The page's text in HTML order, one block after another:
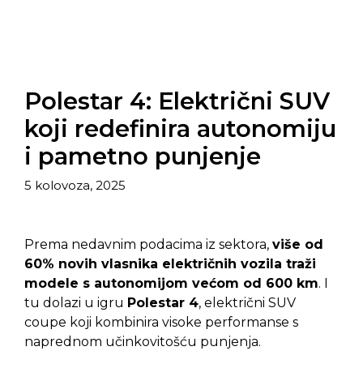
Polestar 4: Električni SUV
koji redefinira autonomiju
i pametno punjenje
5 kolovoza, 2025
Prema nedavnim podacima iz sektora, više od
60% novih vlasnika električnih vozila traži
modele s autonomijom većom od 600 km. I
tu dolazi u igru Polestar 4, električni SUV
coupe koji kombinira visoke performanse s
naprednom učinkovitošću punjenja.